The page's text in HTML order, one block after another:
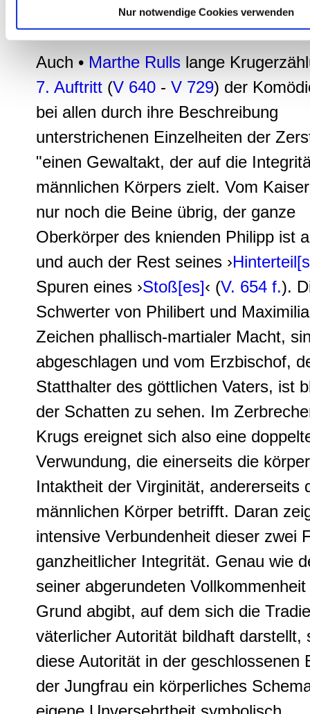
Nur notwendige Cookies verwenden
Für größere Ansicht bitte an*klicken*tippen!
Auch • Marthe Rulls lange
7. Auftritt (V 640 - V 729) der
bei allen durch ihre Beschreibung
unterstrichenen Einzelheiten der
"einen Gewaltakt, der auf die
männlichen Körpers zielt. Vom
nur noch die Beine übrig, der ganze
Oberkörper des knienden Philipp ist
und auch der Rest seines ›
Spuren eines ›Stoß[es]‹ (V. 654 f.).
Schwerter von Philibert und
Zeichen phallisch-martialer Macht,
abgeschlagen und vom Erzbischof,
Statthalter des göttlichen Vaters, ist
der Schatten zu sehen. Im
Krugs ereignet sich also eine
Verwundung, die einerseits die
Intaktheit der Virginität, andererseits
männlichen Körper betrifft. Daran
intensive Verbundenheit dieser zwei
ganzheitlicher Integrität. Genau wie
seiner abgerundeten Vollkommenheit
Grund abgibt, auf dem sich die
väterlicher Autorität bildhaft darstellt,
diese Autorität in der geschlossenen
der Jungfrau ein körperliches